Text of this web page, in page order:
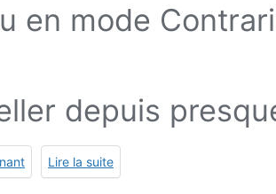
en mode
depuis
Lire la suite